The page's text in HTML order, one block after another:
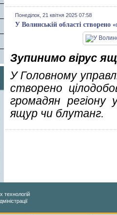
Понеділок, 21 квітня 2025 07:58
У Волинській області
Зупинимо вірус
У Головному
створено
громадян
ящур чи блутанг.
технологій